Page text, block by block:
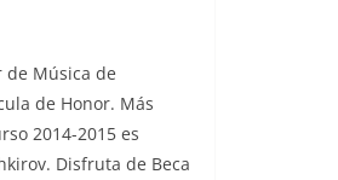
de Música de
de Honor. Más
2014-2015 es
Disfruta de Beca